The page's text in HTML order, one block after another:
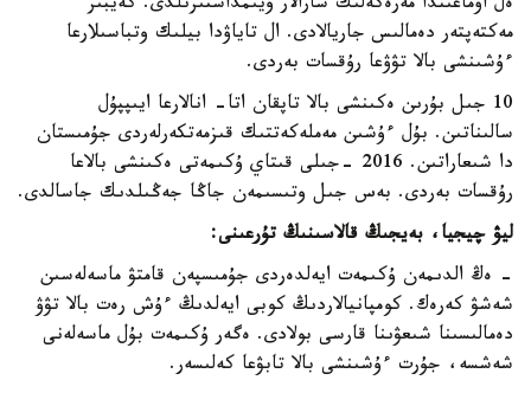
ەل اۋماعىندا مەرەكەلىك شارالار ۇيىمداستىرىلدى. كەيبىر
مەكتەپتەر دەمالىس جاريالادى. ال تاياۋدا بيلىك وتباسىلارعا
ءۇشىنشى بالا تۋۋعا رۇقسات بەردى.
10 جىل بۇرىن ەكىنشى بالا تاپقان اتا- انالارعا ايىپپۇل
سالىناتىن. بۇل ءۇشىن مەملەكەتتىك قىزمەتكەرلەردى جۇمىستان
دا شىعاراتىن. 2016 -جىلى قىتاي ۇكىمەتى ەكىنشى بالاعا
رۇقسات بەردى. بەس جىل وتىسىمەن جاڭا جەڭىلدىك جاسالدى.
ليۋ چيجيا، بەيجىڭ قالاسىنىڭ تۇرعىنى:
- ەڭ الدىمەن ۇكىمەت ايەلدەردى جۇمىسپەن قامتۋ ماسەلەسىن
شەشۋ كەرەك. كومپانيالاردىڭ كوبى ايەلدىڭ ءۇش رەت بالا تۋۋ
دەمالىسىنا شىعۋىنا قارسى بولادى. ەگەر ۇكىمەت بۇل ماسەلەنى
شەشسە، جۇرت ءۇشىنشى بالا تابۋعا كەلىسەر.